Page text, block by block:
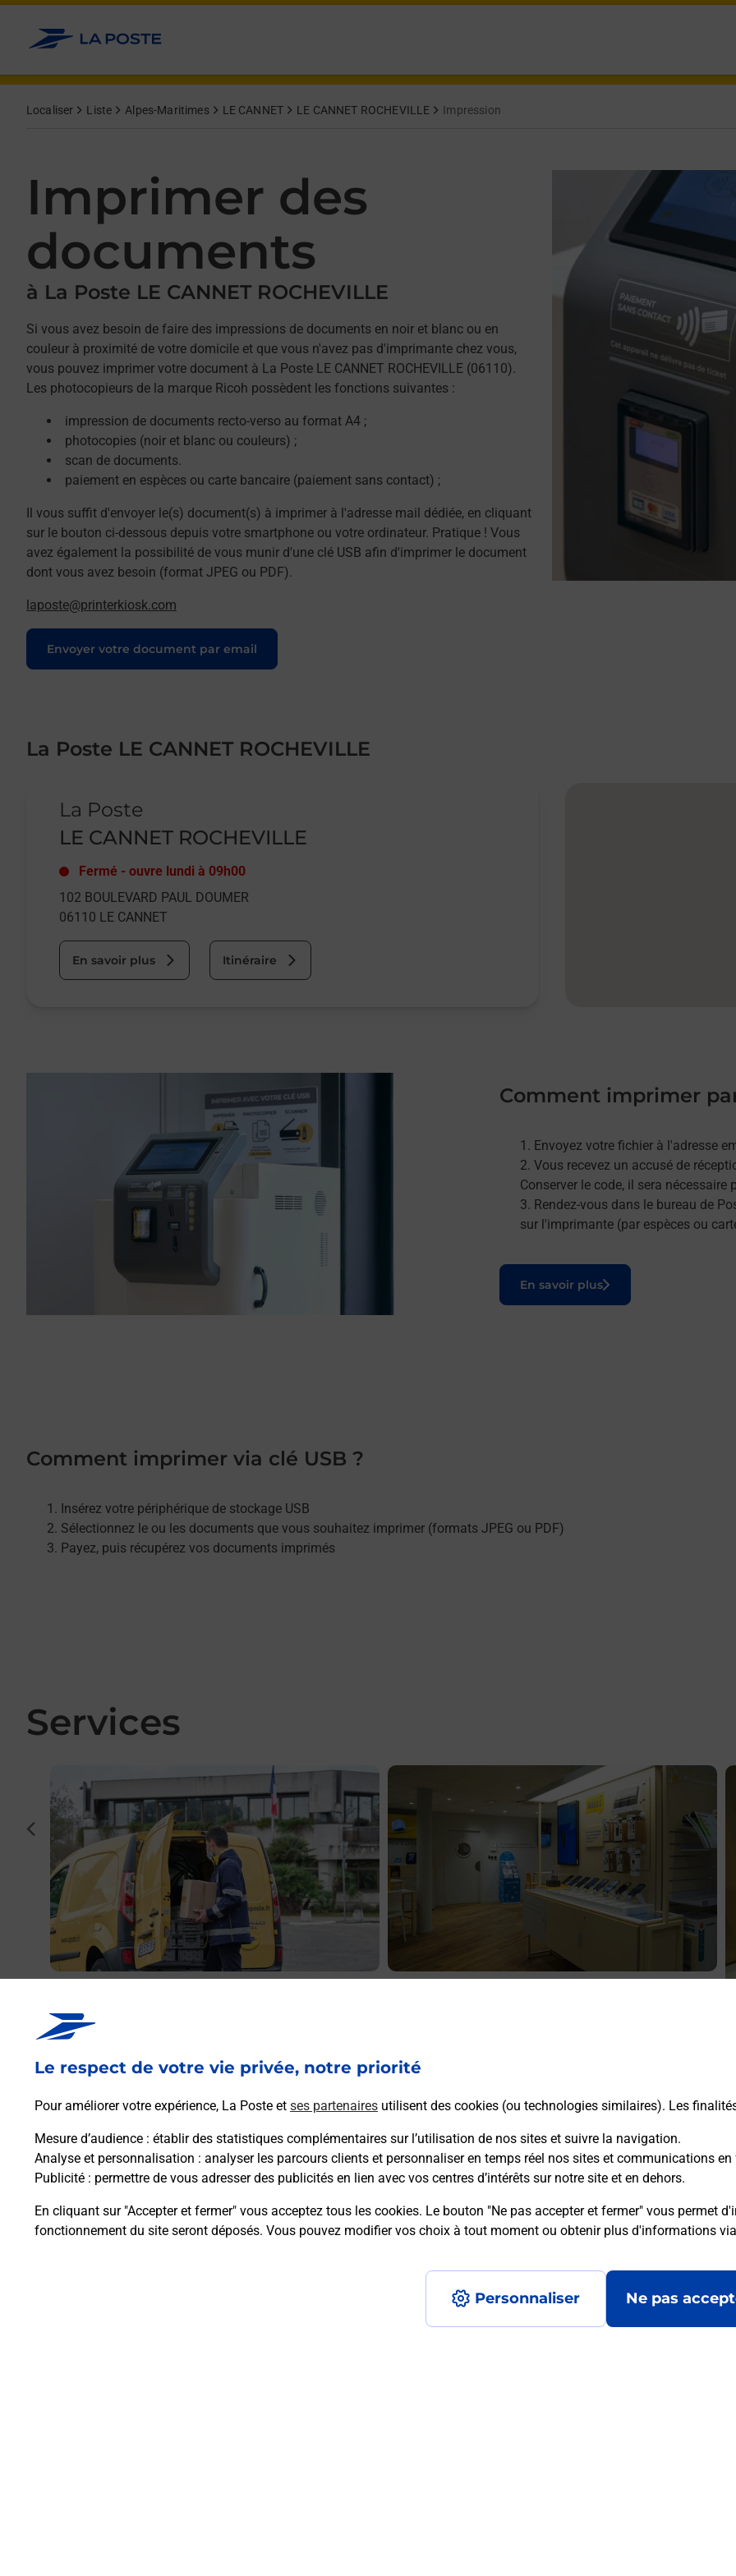
Le respect de votre vie privée, notre priorité
Pour améliorer votre expérience, La Poste et ses partenaires utilisent des cookies (ou technologies similaires). Les
Mesure d’audience : établir des statistiques complémentaires sur l’utilisation de nos sites et suivre la navigation.
Analyse et personnalisation : analyser les parcours clients et personnaliser en temps réel nos sites et communications
Publicité : permettre de vous adresser des publicités en lien avec vos centres d’intérêts sur notre site et en dehors.
En cliquant sur "Accepter et fermer" vous acceptez tous les cookies. Le bouton "Ne pas accepter et fermer" vous permet
fonctionnement du site seront déposés. Vous pouvez modifier vos choix à tout moment ou obtenir plus d'informations via
Personnaliser Ne pas
Allez au contenu
Localiser Liste Alpes-Maritimes LE CANNET LE CANNET ROCHEVILLE Impression
Imprimer des
documents
à La Poste LE CANNET ROCHEVILLE
Si vous avez besoin de faire des impressions de documents en noir et blanc ou en
couleur à proximité de votre domicile et que vous n'avez pas d'imprimante chez vous,
vous pouvez imprimer votre document à La Poste LE CANNET ROCHEVILLE (06110).
Les photocopieurs de la marque Ricoh possèdent les fonctions suivantes :
impression de documents recto-verso au format A4 ;
photocopies (noir et blanc ou couleurs) ;
scan de documents.
paiement en espèces ou carte bancaire (paiement sans contact) ;
Il vous suffit d'envoyer le(s) document(s) à imprimer à l'adresse mail dédiée, en cliquant
sur le bouton ci-dessous depuis votre smartphone ou votre ordinateur. Pratique ! Vous
avez également la possibilité de vous munir d'une clé USB afin d'imprimer le document
dont vous avez besoin (format JPEG ou PDF).
laposte@printerkiosk.com
Envoyer votre document par email
Le lien s'ouvre dans un nouvel onglet
La Poste LE CANNET ROCHEVILLE
La Poste
LE CANNET ROCHEVILLE
Fermé - ouvre lundi à 09h00
102 BOULEVARD PAUL DOUMER
06110 LE CANNET
En savoir plus Itinéraire
Comment imprimer
Envoyez votre fichier à l'adresse
Vous recevez un accusé de
Conserver le code, il sera
Rendez-vous dans le bureau de
sur l'imprimante (par espèces ou
En savoir plus
Le lien s'ouvre dans un nouvel onglet
Comment imprimer via clé USB ?
Insérez votre périphérique de stockage USB
Sélectionnez le ou les documents que vous souhaitez imprimer (formats JPEG ou PDF)
Payez, puis récupérez vos documents imprimés
Services
et/ou
Vous souhaitez envoyer un colis depuis : LE CANNET
proposées par La Poste.
En savoir plus
En savoir plus
dans vos bureaux de Poste à LE CANNET ROCHEVILLE
Questions fréquemment posées
Afficher ou masquer la réponse
Afficher ou masquer la réponse
Afficher ou masquer la réponse
Afficher ou masquer la réponse